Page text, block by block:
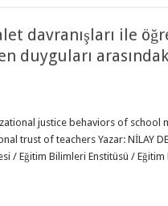
davranışları ile
duyguları
justice behaviors of school
trust of teachers Yazar: NİLAY
/ Eğitim Bilimleri Enstitüsü /